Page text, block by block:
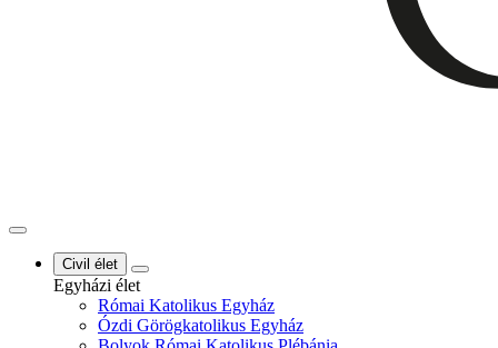
Civil élet
Egyházi élet
Római Katolikus Egyház
Ózdi Görögkatolikus Egyház